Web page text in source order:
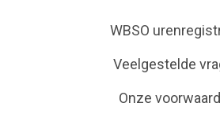
WBSO
Veelgestelde
Onze